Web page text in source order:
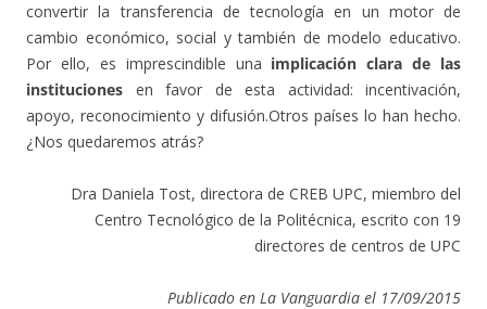
convertir la transferencia de tecnología en un motor de
cambio económico, social y también de modelo educativo.
Por ello, es imprescindible una implicación clara de las
instituciones en favor de esta actividad: incentivación,
apoyo, reconocimiento y difusión.Otros países lo han hecho.
¿Nos quedaremos atrás?
Dra Daniela Tost, directora de CREB UPC, miembro del
Centro Tecnológico de la Politécnica, escrito con 19
directores de centros de UPC
Publicado en La Vanguardia el 17/09/2015